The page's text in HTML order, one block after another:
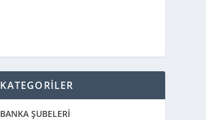
KATEGORİLER
BANKA ŞUBELERİ